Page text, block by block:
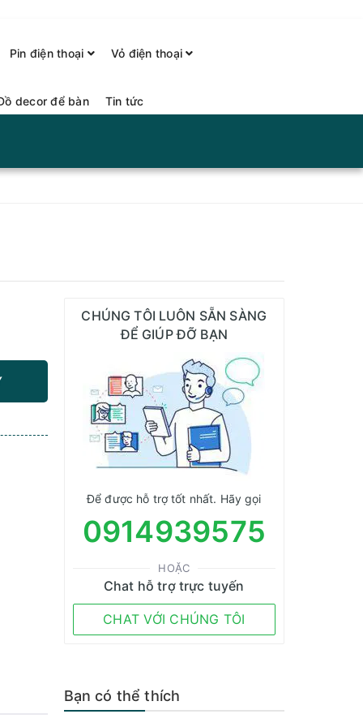
Pin điện thoại Vỏ điện thoại
decor để bàn Tin tức
CHÚNG TÔI LUÔN SẴN SÀNG
ĐỂ GIÚP ĐỠ BẠN
Để được hỗ trợ tốt nhất. Hãy gọi
0914939575
HOẶC
Chat hỗ trợ trực tuyến
CHAT VỚI CHÚNG TÔI
Bạn có thể thích